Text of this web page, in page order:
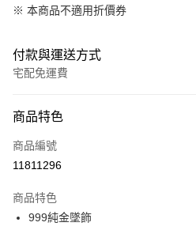
※ 本商品不適用折價券
付款與運送方式
宅配免運費
全家線上支付
運送方式
本島宅配-活動商品
免運費
商品特色
商品編號
11811296
商品特色
999純金墜飾